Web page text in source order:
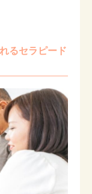
るセラピード